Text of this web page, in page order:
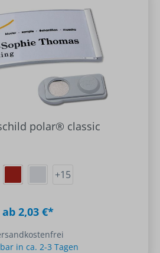
polar® classic
+15
ab 2,03 €*
in ca. 2-3 Tagen